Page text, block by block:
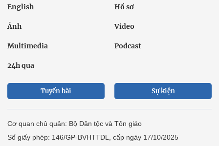
English Hồ sơ
Ảnh Video
Multimedia Podcast
24h qua
Tuyến bài Sự kiện
Cơ quan chủ quản: Bộ Dân tộc và Tôn giáo
Số giấy phép: 146/GP-BVHTTDL, cấp ngày 17/10/2025